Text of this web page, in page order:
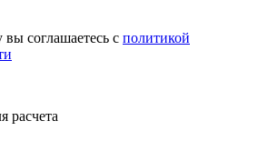
соглашаетесь с политикой
расчета